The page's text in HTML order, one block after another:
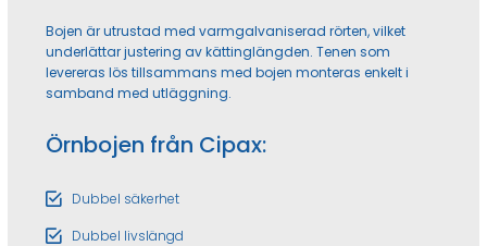
Bojen är utrustad med varmgalvaniserad rörten, vilket
underlättar justering av kättinglängden. Tenen som
levereras lös tillsammans med bojen monteras enkelt i
samband med utläggning.
Örnbojen från Cipax:
Dubbel säkerhet
Dubbel livslängd